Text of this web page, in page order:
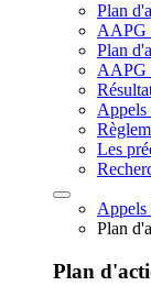
Plan
AAPG
Plan
AAPG
Appels
Les
Appels
Plan
Plan